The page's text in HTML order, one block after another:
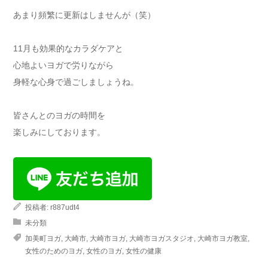
あまり頻繁に更新はしませんが（笑）
11月も効果的なカラダケアと
心地よいヨガで労りながら
身軽な心身で過ごしましょうね。
皆さんとのヨガの時間を
楽しみにしております。
投稿者: r887udt4
未分類
加美町ヨガ, 大崎市, 大崎市ヨガ, 大崎市ヨガスタジオ, 大崎市ヨガ教室,
女性のためのヨガ, 女性のヨガ, 女性の健康